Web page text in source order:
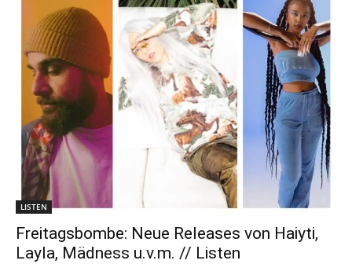
LISTEN
Freitagsbombe: Neue Releases von Haiyti,
Layla, Mädness u.v.m. // Listen